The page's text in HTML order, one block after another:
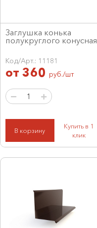
Заглушка конька
полукруглого конусная
Код/Арт.: 11181
от 360 руб./шт
В корзину
Купить в 1
клик